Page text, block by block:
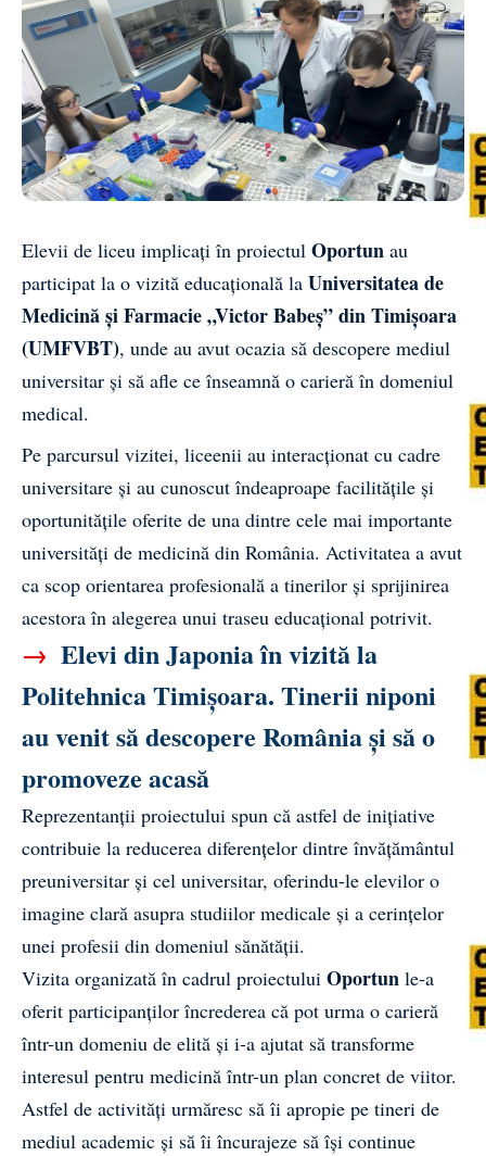
Elevii de liceu implicați în proiectul Oportun au
participat la o vizită educațională la Universitatea de
Medicină și Farmacie „Victor Babeș” din Timișoara
(UMFVBT), unde au avut ocazia să descopere mediul
universitar și să afle ce înseamnă o carieră în domeniul
medical.
Pe parcursul vizitei, liceenii au interacționat cu cadre
universitare și au cunoscut îndeaproape facilitățile și
oportunitățile oferite de una dintre cele mai importante
universități de medicină din România. Activitatea a avut
ca scop orientarea profesională a tinerilor și sprijinirea
acestora în alegerea unui traseu educațional potrivit.
→ Elevi din Japonia în vizită la
Politehnica Timișoara. Tinerii niponi
au venit să descopere România și să o
promoveze acasă
Reprezentanții proiectului spun că astfel de inițiative
contribuie la reducerea diferențelor dintre învățământul
preuniversitar și cel universitar, oferindu-le elevilor o
imagine clară asupra studiilor medicale și a cerințelor
unei profesii din domeniul sănătății.
Vizita organizată în cadrul proiectului Oportun le-a
oferit participanților încrederea că pot urma o carieră
într-un domeniu de elită și i-a ajutat să transforme
interesul pentru medicină într-un plan concret de viitor.
Astfel de activități urmăresc să îi apropie pe tineri de
mediul academic și să îi încurajeze să își continue